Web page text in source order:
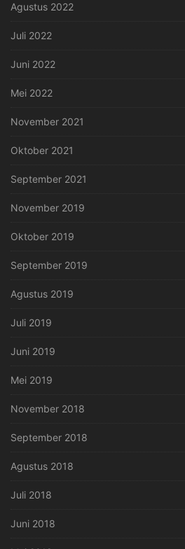
Agustus 2022
Juli 2022
Juni 2022
Mei 2022
November 2021
Oktober 2021
September 2021
November 2019
Oktober 2019
September 2019
Agustus 2019
Juli 2019
Juni 2019
Mei 2019
November 2018
September 2018
Agustus 2018
Juli 2018
Juni 2018